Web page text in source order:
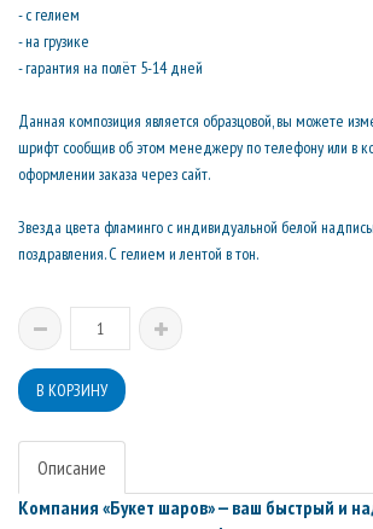
- с гелием
- на грузике
- гарантия на полёт 5-14 дней
Данная композиция является образцовой, вы можете
шрифт сообщив об этом менеджеру по телефону или в
оформлении заказа через сайт.
Звезда цвета фламинго с индивидуальной белой
поздравления. С гелием и лентой в тон.
Описание
Компания «Букет шаров» — ваш быстрый и